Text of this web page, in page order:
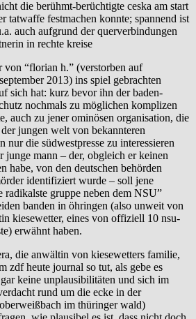
die berühmt-berüchtigte ceska am start
tatwaffe festmachen konnte; spannend ist
auch aufgrund der querverbindungen
in rechte kreise
von “florian h.” (verstorben auf
2013) ins spiel gebrachten
sich hat: kurz bevor ihn der baden-
nochmals zu möglichen komplizen
auch zu jener ominösen organisation, die
jungen welt von bekannteren
nur die südwestpresse zu interessieren
junge mann – der, obgleich er keinen
habe, von den deutschen behörden
identifiziert wurde – soll jene
radikalste gruppe neben dem NSU”
banden in öhringen (also unweit von
kiesewetter, eines von offiziell 10 nsu-
erwähnt haben.
die anwältin von kiesewetters familie,
zdf heute journal so tut, als gebe es
keine unplausibilitäten und sich im
rund um die ecke in der
im thüringer wald)